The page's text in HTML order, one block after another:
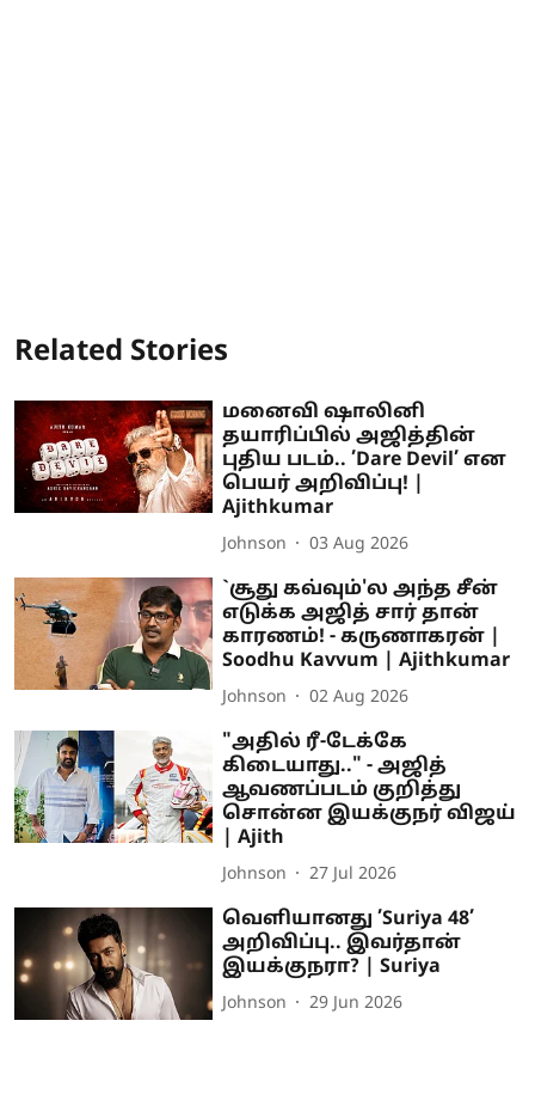
Related Stories
மனைவி ஷாலினி
தயாரிப்பில் அஜித்தின்
புதிய படம்.. ’Dare Devil’ என
பெயர் அறிவிப்பு! |
Ajithkumar
Johnson 03 Aug 2026
`சூது கவ்வும்'ல அந்த சீன்
எடுக்க அஜித் சார் தான்
காரணம்! - கருணாகரன் |
Soodhu Kavvum | Ajithkumar
Johnson 02 Aug 2026
"அதில் ரீ-டேக்கே
கிடையாது.." - அஜித்
ஆவணப்படம் குறித்து
சொன்ன இயக்குநர் விஜய்
| Ajith
Johnson 27 Jul 2026
வெளியானது ’Suriya 48’
அறிவிப்பு.. இவர்தான்
இயக்குநரா? | Suriya
Johnson 29 Jun 2026